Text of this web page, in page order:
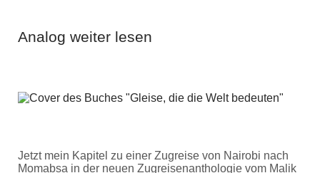
Analog weiter lesen
Jetzt mein Kapitel zu einer Zugreise von Nairobi nach
Momabsa in der neuen Zugreisenanthologie vom Malik